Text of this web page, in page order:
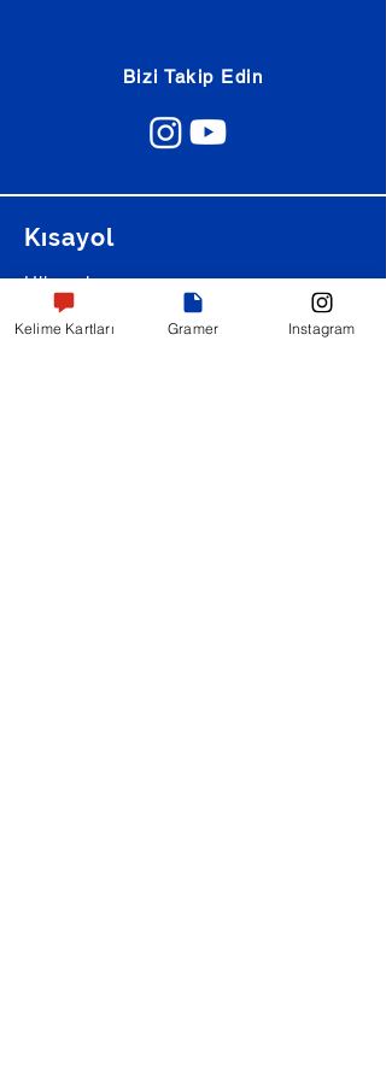
Bizi Takip Edin
Kısayol
Hikayeler
Kelime Kartları
Kelime Kartları Gramer Instagram